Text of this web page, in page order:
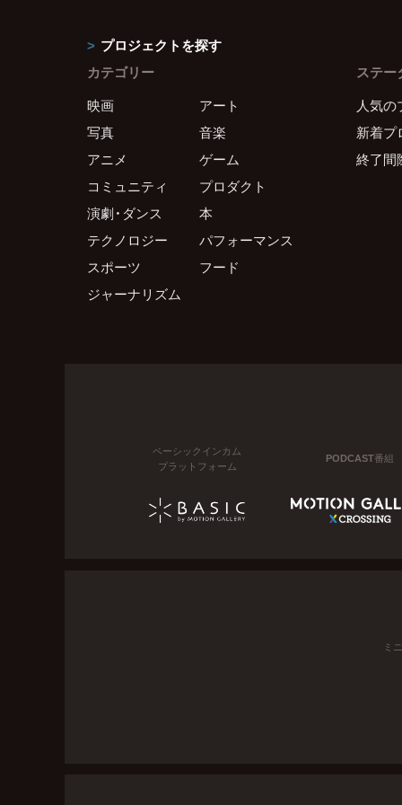
プロジェクトを探す
カテゴリー
映画
アート
写真
音楽
アニメ
ゲーム
コミュニティ
プロダクト
演劇・ダンス
本
テクノロジー
パフォーマンス
スポーツ
フード
ジャーナリズム
ステー
人気の
新着プ
終了間
ベーシックインカム
プラットフォーム
PODCAST番組
ミ